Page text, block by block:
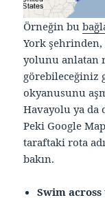
Örneğin bu
York şehrinden,
yolunu anlatan
okyanusunu
Havayolu ya da
Peki Google
taraftaki rota
bakın.
Swim